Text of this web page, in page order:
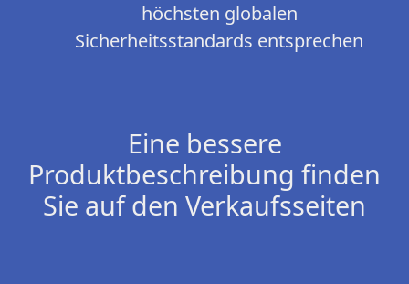
höchsten globalen
Sicherheitsstandards entsprechen
Eine bessere
Produktbeschreibung finden
Sie auf den Verkaufsseiten